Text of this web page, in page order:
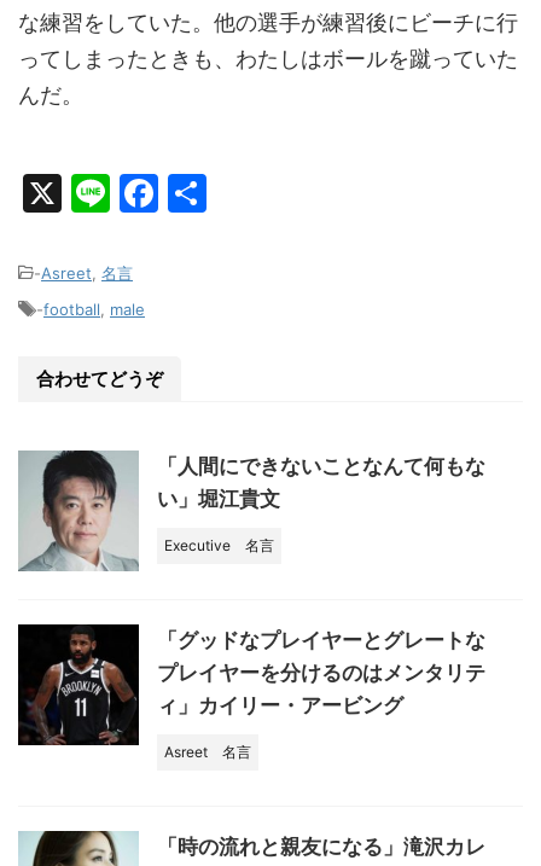
な練習をしていた。他の選手が練習後にビーチに行
ってしまったときも、わたしはボールを蹴っていた
んだ。
X
Li
e
F
o
k
-Asreet 名言
-football male
合わせてどうぞ
「人間にできないことなんて何もな
い」堀江貴文
Executive 名言
「グッドなプレイヤーとグレートな
プレイヤーを分けるのはメンタリテ
ィ」カイリー・アービング
Asreet 名言
「時の流れと親友になる」滝沢カレ